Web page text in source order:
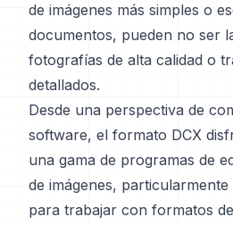
de imágenes más simples o
documentos, pueden no ser
fotografías de alta calidad o
detallados.
Desde una perspectiva de
software, el formato DCX
una gama de programas de
de imágenes, particularmente
para trabajar con formatos